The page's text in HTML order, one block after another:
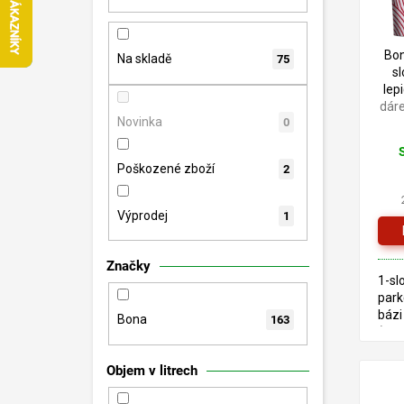
Na skladě 75
Novinka 0
Poškozené zboží 2
Výprodej 1
Značky
Bona 163
Objem v litrech
1-